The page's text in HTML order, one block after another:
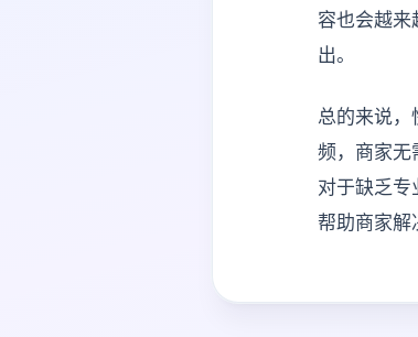
容也会越
出。
总的来说
频，商家无
对于缺乏
帮助商家解